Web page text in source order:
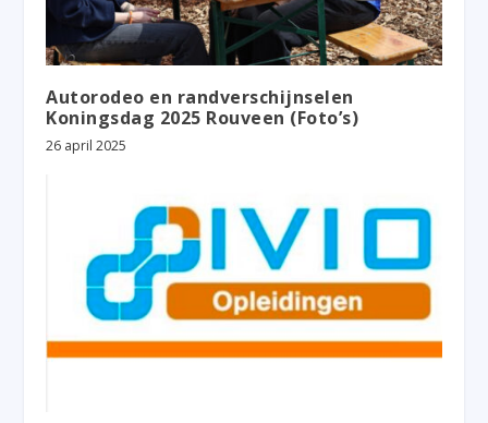
Autorodeo en randverschijnselen
Koningsdag 2025 Rouveen (Foto’s)
26 april 2025